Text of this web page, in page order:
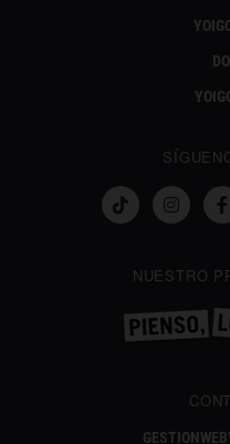
NUESTRO